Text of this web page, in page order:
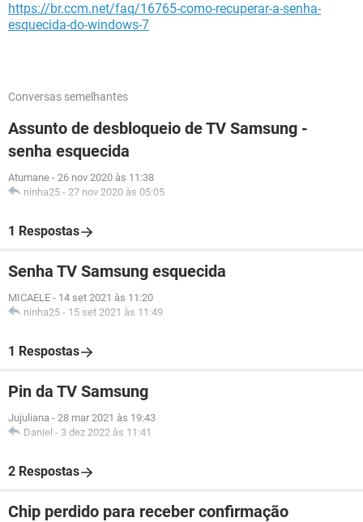
https://br.ccm.net/faq/16765-como-recuperar-a-senha-
esquecida-do-windows-7
Conversas semelhantes
Assunto de desbloqueio de TV Samsung -
senha esquecida
Atumane - 26 nov 2020 às 11:38
ninha25 - 27 nov 2020 às 05:05
1 Respostas
Senha TV Samsung esquecida
MICAELE - 14 set 2021 às 11:20
ninha25 - 15 set 2021 às 11:49
1 Respostas
Pin da TV Samsung
Jujuliana - 28 mar 2021 às 19:43
Daniel - 3 dez 2022 às 11:41
2 Respostas
Chip perdido para receber confirmação